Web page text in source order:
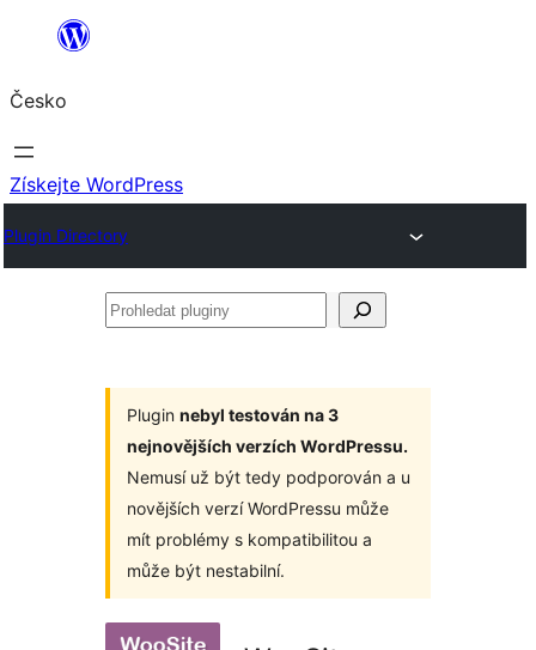
Přeskočit
obsah
Česko
Získejte WordPress
Plugin Directory
Prohledat
Plugin nebyl testován na 3
nejnovějších verzích WordPressu.
Nemusí už být tedy podporován a u
novějších verzí WordPressu může
mít problémy s kompatibilitou a
může být nestabilní.